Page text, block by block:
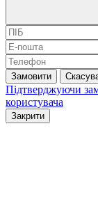
Замовити
Підтверджуючи
користувача
Закрити